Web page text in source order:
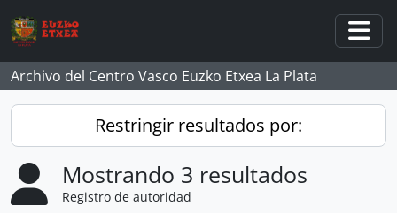
Skip to main content
Archivo del Centro Vasco Euzko Etxea La Plata
Restringir resultados por:
Mostrando 3 resultados
Registro de autoridad